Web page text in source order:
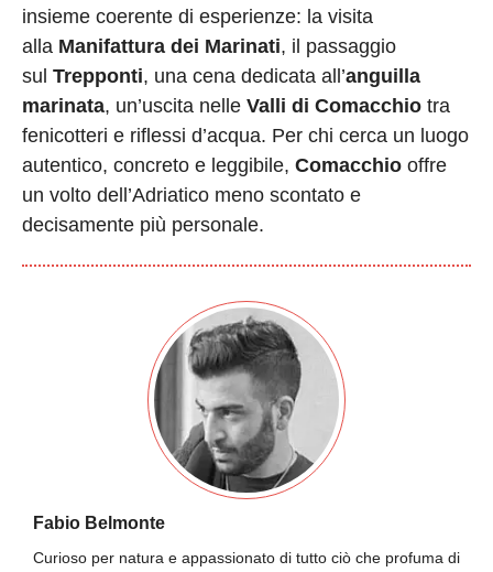
insieme coerente di esperienze: la visita
alla Manifattura dei Marinati, il passaggio
sul Trepponti, una cena dedicata all’anguilla
marinata, un’uscita nelle Valli di Comacchio tra
fenicotteri e riflessi d’acqua. Per chi cerca un luogo
autentico, concreto e leggibile, Comacchio offre
un volto dell’Adriatico meno scontato e
decisamente più personale.
Fabio Belmonte
Curioso per natura e appassionato di tutto ciò che profuma di